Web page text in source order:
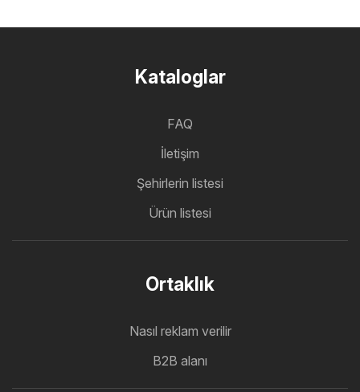
Kataloglar
FAQ
İletişim
Şehirlerin listesi
Ürün listesi
Ortaklık
Nasıl reklam verilir
B2B alanı